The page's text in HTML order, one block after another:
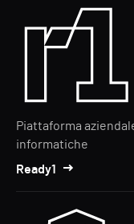
Piattaforma
informatiche
Ready1